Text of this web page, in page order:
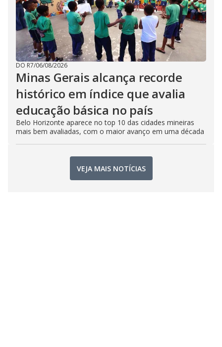
DO R7/06/08/2026
Minas Gerais alcança recorde
histórico em índice que avalia
educação básica no país
Belo Horizonte aparece no top 10 das cidades mineiras
mais bem avaliadas, com o maior avanço em uma década
VEJA MAIS NOTÍCIAS